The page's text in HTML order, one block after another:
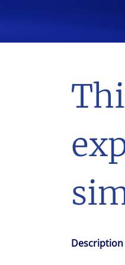
in assets under
success of our clients,